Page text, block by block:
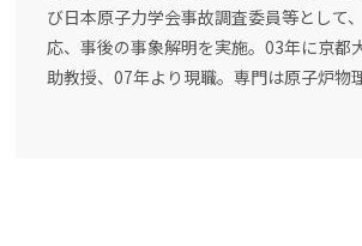
び日本原子力学会事故調査委員等として
応、事後の事象解明を実施。03年に京都
助教授、07年より現職。専門は原子炉物